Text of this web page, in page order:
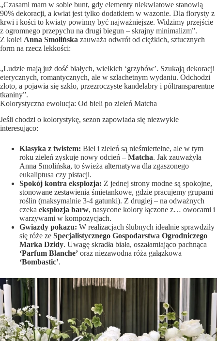
„Czasami mam w sobie bunt, gdy elementy niekwiatowe stanowią
90% dekoracji, a kwiat jest tylko dodatkiem w wazonie. Dla florysty z
krwi i kości to kwiaty powinny być najważniejsze. Widzimy przejście
z ogromnego przepychu na drugi biegun – skrajny minimalizm”.
Z kolei Anna Smolińska zauważa odwrót od ciężkich, sztucznych
form na rzecz lekkości:
„Ludzie mają już dość białych, wielkich ‘grzybów’. Szukają dekoracji
eterycznych, romantycznych, ale w szlachetnym wydaniu. Odchodzi
złoto, a pojawia się szkło, przezroczyste kandelabry i półtransparentne
tkaniny”.
Kolorystyczna ewolucja: Od bieli po zieleń Matcha
Jeśli chodzi o kolorystykę, sezon zapowiada się niezwykle
interesująco:
Klasyka z twistem: Biel i zieleń są nieśmiertelne, ale w tym
roku zieleń zyskuje nowy odcień – Matcha. Jak zauważyła
Anna Smolińska, to świeża alternatywa dla zgaszonego
eukaliptusa czy pistacji.
Spokój kontra eksplozja: Z jednej strony modne są spokojne,
stonowane zestawienia śmietankowe, gdzie pracujemy grupami
roślin (maksymalnie 3-4 gatunki). Z drugiej – na odważnych
czeka eksplozja barw, nasycone kolory łączone z… owocami i
warzywami w kompozycjach.
Gwiazdy pokazu: W realizacjach ślubnych idealnie sprawdziły
się róże ze Specjalistycznego Gospodarstwa Ogrodniczego
Marka Dzidy. Uwagę skradła biała, oszałamiająco pachnąca
‘Parfum Blanche’ oraz niezawodna róża gałązkowa
‘Bombastic’.